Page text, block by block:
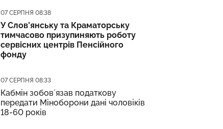
Дата публікації
07 СЕРПНЯ 08:38
У Слов’янську та Краматорську
тимчасово призупиняють роботу
сервісних центрів Пенсійного
фонду
Дата публікації
07 СЕРПНЯ 08:33
Кабмін зобовʼязав податкову
передати Міноборони дані чоловіків
18-60 років